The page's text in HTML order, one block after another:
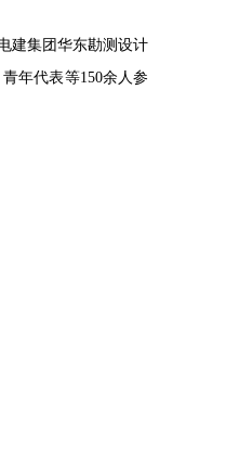
建集团华东勘测设计
年代表等150余人参